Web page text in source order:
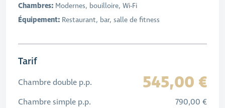
Chambres: Modernes, bouilloire, Wi-Fi
Équipement: Restaurant, bar, salle de fitness
Tarif
Chambre double p.p. 545,00 €
Chambre simple p.p. 790,00 €